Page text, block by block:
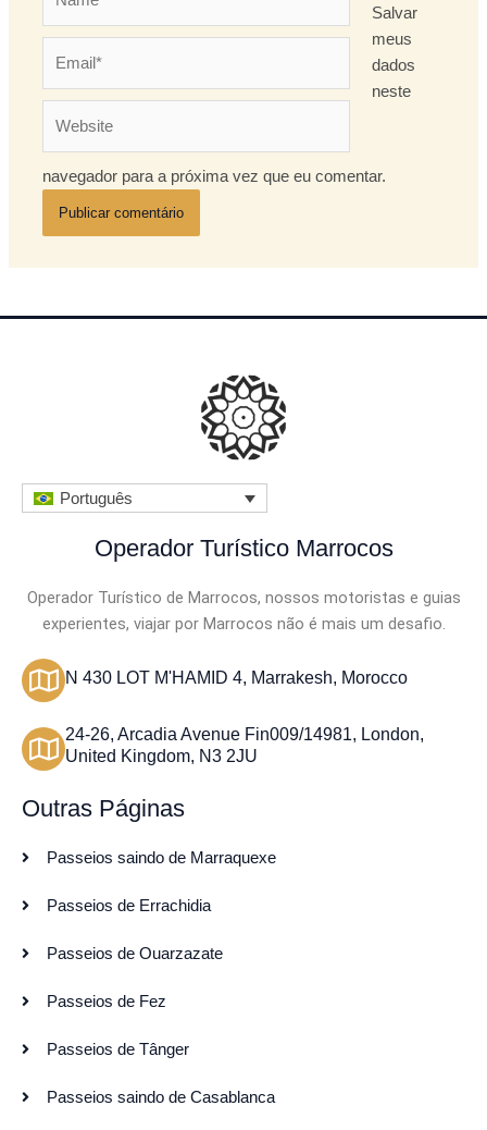
Salvar
meus
dados
neste
navegador para a próxima vez que eu comentar.
Português
Operador Turístico Marrocos
Operador Turístico de Marrocos, nossos motoristas e guias
experientes, viajar por Marrocos não é mais um desafio.
N 430 LOT M'HAMID 4, Marrakesh, Morocco
24-26, Arcadia Avenue Fin009/14981, London,
United Kingdom, N3 2JU
Outras Páginas
Passeios saindo de Marraquexe
Passeios de Errachidia
Passeios de Ouarzazate
Passeios de Fez
Passeios de Tânger
Passeios saindo de Casablanca